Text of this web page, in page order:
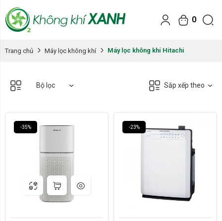
0
Trang chủ Máy lọc không khí Máy lọc không khí Hitachi
Bộ lọc Sắp xếp theo
-35%
Hãng:
Diện tích:
Xóa
-23%
Hãng:
Diện tích:
Xóa